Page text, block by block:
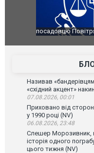
Сили оборони
атаку. ВІДЕО
Називав
«східний акцент»
07.08.2026, 00:01
Приховано від
у 1990 році (NV)
06.08.2026, 23:48
Слешер Морозивник,
історія одного
цього тижня (NV)